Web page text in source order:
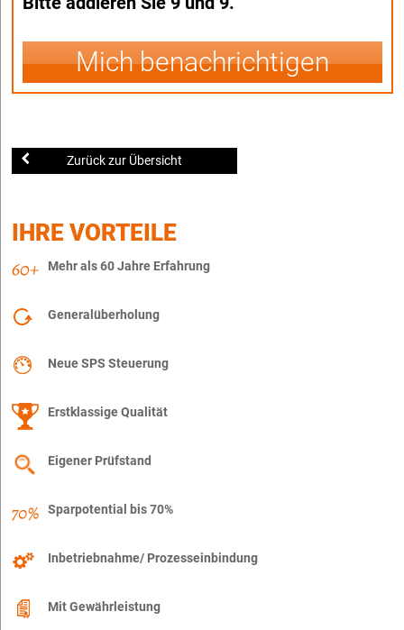
Mich benachrichtigen
Zurück zur Übersicht
IHRE VORTEILE
Mehr als 60 Jahre Erfahrung
Generalüberholung
Neue SPS Steuerung
Erstklassige Qualität
Eigener Prüfstand
Sparpotential bis 70%
Inbetriebnahme/ Prozesseinbindung
Mit Gewährleistung